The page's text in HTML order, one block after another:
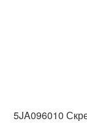
5JA096010